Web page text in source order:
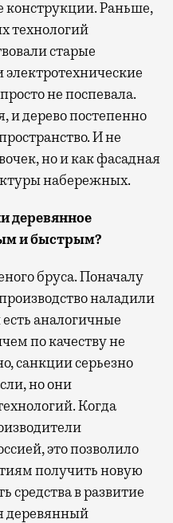
конструкции. Раньше,
технологий
старые
не поспевала.
и дерево постепенно
И не
но и как фасадная
набережных.
деревянное
и быстрым?
бруса. Поначалу
наладили
аналогичные
по качеству не
санкции серьезно
но они
Когда
это позволило
получить новую
средства в развитие
деревянный